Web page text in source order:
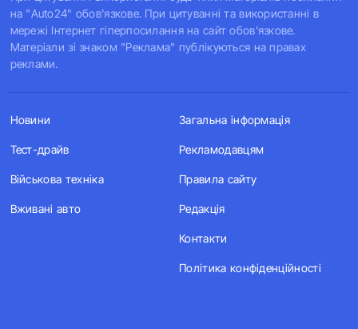
на "Auto24" обов'язкове. При цитуванні та використанні в
мережі Інтернет гіперпосилання на сайт обов'язкове.
Матеріали зі знаком "Реклама" публікуються на правах
реклами.
Новини
Тест-драйв
Військова техніка
Вживані авто
Загальна інформація
Рекламодавцям
Правила сайту
Редакція
Контакти
Політика конфіденційності